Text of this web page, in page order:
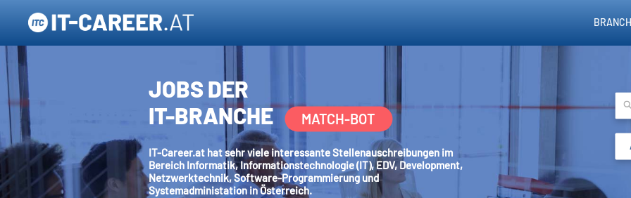
JOBS DER
IT-BRANCHE
MATCH-BOT
IT-Career.at hat sehr viele interessante Stellenauschreibungen im
Bereich Informatik, Informationstechnologie (IT), EDV, Development,
Netzwerktechnik, Software-Programmierung und
Systemadministation in Österreich.